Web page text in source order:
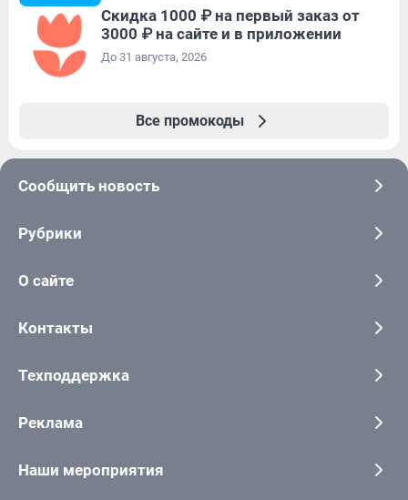
Скидка 1000 ₽ на первый заказ от
3000 ₽ на сайте и в приложении
До 31 августа, 2026
Все промокоды
Сообщить новость
Рубрики
О сайте
Контакты
Техподдержка
Реклама
Наши мероприятия